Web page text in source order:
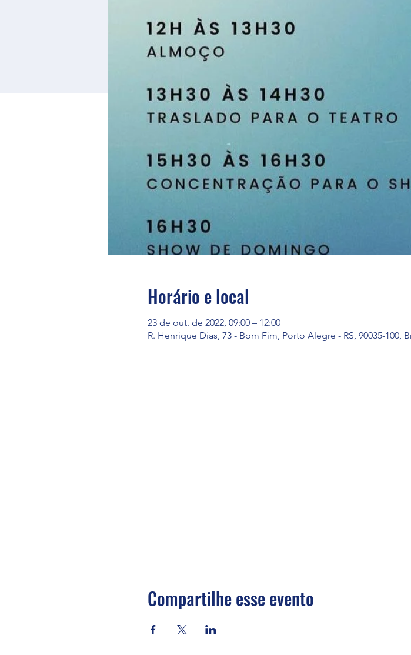
Horário e local
23 de out. de 2022, 09:00 – 12:00
R. Henrique Dias, 73 - Bom Fim, Porto Alegre - RS, 90035-100,
Compartilhe esse evento